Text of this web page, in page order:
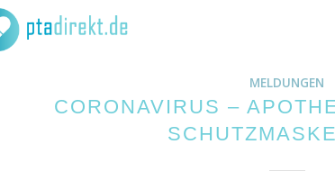
MELDUNGEN
CORONAVIRUS –